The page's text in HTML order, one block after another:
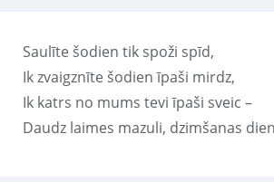
Saulīte šodien tik spoži spīd,
Ik zvaigznīte šodien īpaši mirdz,
Ik katrs no mums tevi īpaši sveic –
Daudz laimes mazuli, dzimšanas